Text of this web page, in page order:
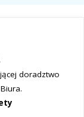
doradztwo